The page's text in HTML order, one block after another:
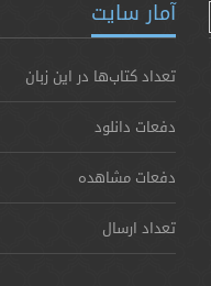
آمار سایت
تعداد کتاب‌ها در این زبان
دفعات دانلود
دفعات مشاهده
تعداد ارسال